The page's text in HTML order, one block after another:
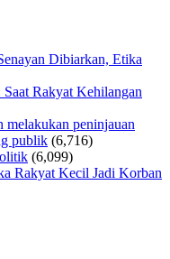
Dibiarkan, Etika
Rakyat Kehilangan
melakukan peninjauan
publik (6,716)
(6,099)
Rakyat Kecil Jadi Korban